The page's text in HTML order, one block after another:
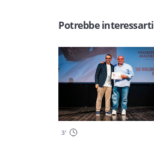
Potrebbe interessarti
3'